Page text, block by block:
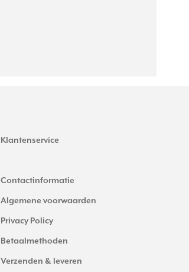
Klantenservice
Contactinformatie
Algemene voorwaarden
Privacy Policy
Betaalmethoden
Verzenden & leveren